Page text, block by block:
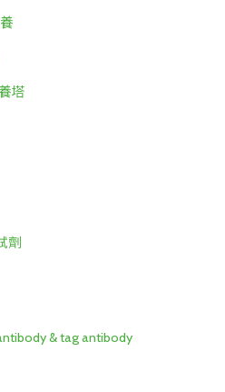
塔
劑
& tag antibody